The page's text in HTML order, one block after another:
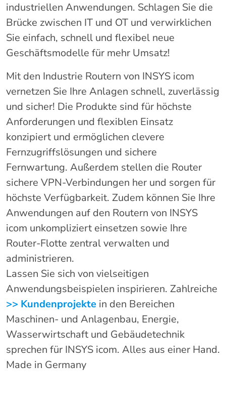
industriellen Anwendungen. Schlagen Sie die
Brücke zwischen IT und OT und verwirklichen
Sie einfach, schnell und flexibel neue
Geschäftsmodelle für mehr Umsatz!
Mit den Industrie Routern von INSYS icom
vernetzen Sie Ihre Anlagen schnell, zuverlässig
und sicher! Die Produkte sind für höchste
Anforderungen und flexiblen Einsatz
konzipiert und ermöglichen clevere
Fernzugriffslösungen und sichere
Fernwartung. Außerdem stellen die Router
sichere VPN-Verbindungen her und sorgen für
höchste Verfügbarkeit. Zudem können Sie Ihre
Anwendungen auf den Routern von INSYS
icom unkompliziert einsetzen sowie Ihre
Router-Flotte zentral verwalten und
administrieren.
Lassen Sie sich von vielseitigen
Anwendungsbeispielen inspirieren. Zahlreiche
>> Kundenprojekte in den Bereichen
Maschinen- und Anlagenbau, Energie,
Wasserwirtschaft und Gebäudetechnik
sprechen für INSYS icom. Alles aus einer Hand.
Made in Germany